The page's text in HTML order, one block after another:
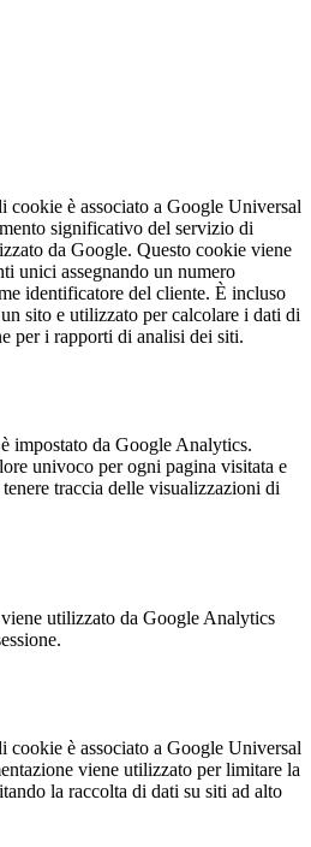
cookie è associato a Google Universal
significativo del servizio di
da Google. Questo cookie viene
unici assegnando un numero
identificatore del cliente. È incluso
sito e utilizzato per calcolare i dati di
per i rapporti di analisi dei siti.
impostato da Google Analytics.
univoco per ogni pagina visitata e
traccia delle visualizzazioni di
utilizzato da Google Analytics
cookie è associato a Google Universal
viene utilizzato per limitare la
la raccolta di dati su siti ad alto